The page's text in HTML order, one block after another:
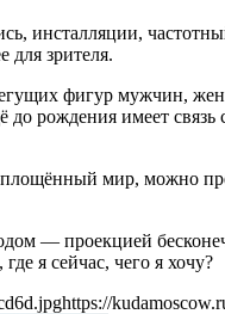
инсталляции,
для зрителя.
фигур мужчин,
до рождения имеет
мир, можно
— проекцией
я сейчас, чего я хочу?
https://